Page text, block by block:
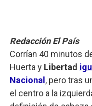
Redacción El País
Corrían 40 minutos
Huerta y Libertad
Nacional , pero tras
el centro a la